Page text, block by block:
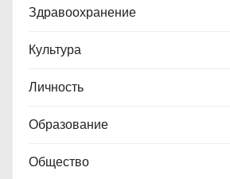
Здравоохранение
Культура
Личность
Образование
Общество